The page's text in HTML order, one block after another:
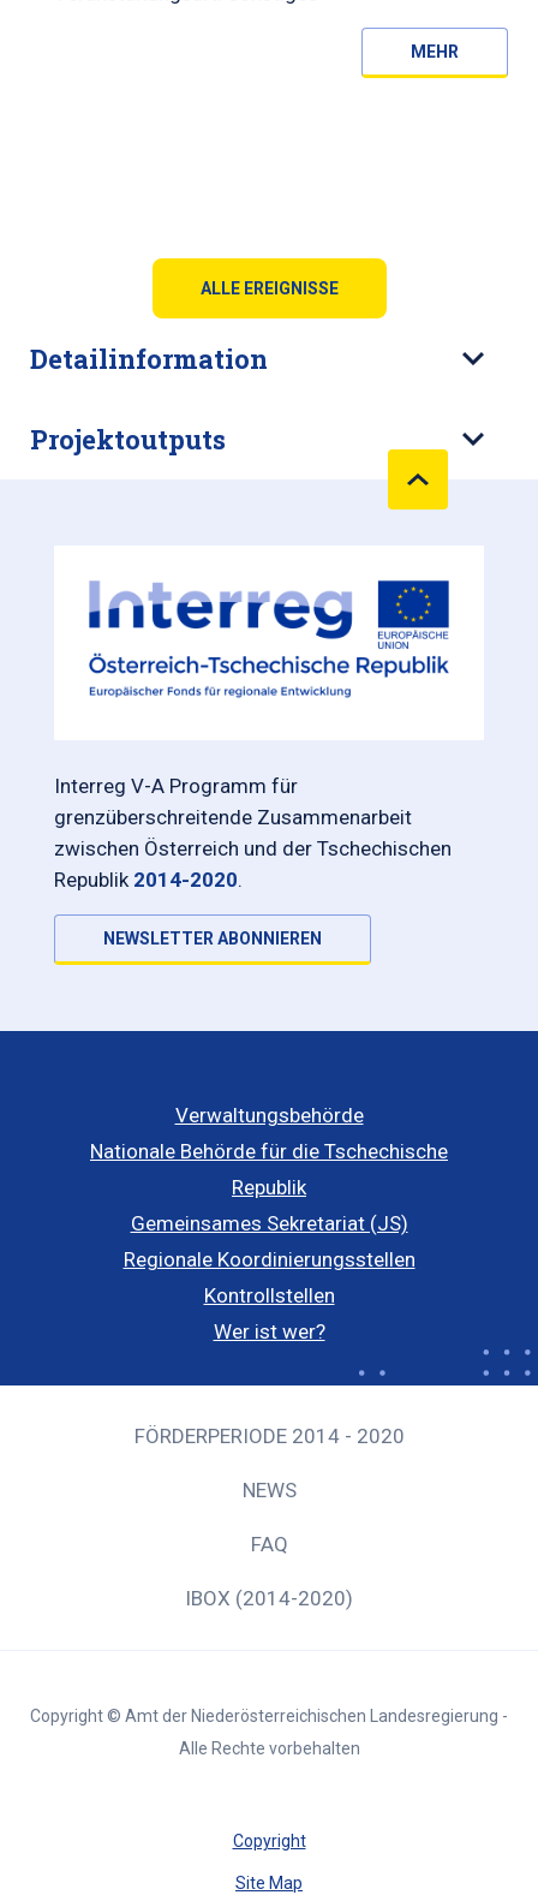
MEHR
ALLE EREIGNISSE
Detailinformation
Projektoutputs
Interreg V-A Programm für
grenzüberschreitende Zusammenarbeit
zwischen Österreich und der Tschechischen
Republik 2014-2020.
NEWSLETTER ABONNIEREN
Verwaltungsbehörde
Nationale Behörde für die Tschechische
Republik
Gemeinsames Sekretariat (JS)
Regionale Koordinierungsstellen
Kontrollstellen
Wer ist wer?
FÖRDERPERIODE 2014 - 2020
NEWS
FAQ
IBOX (2014-2020)
Copyright © Amt der Niederösterreichischen Landesregierung -
Alle Rechte vorbehalten
Copyright
Site Map